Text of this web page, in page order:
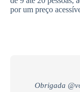
por um preço
Obrigada